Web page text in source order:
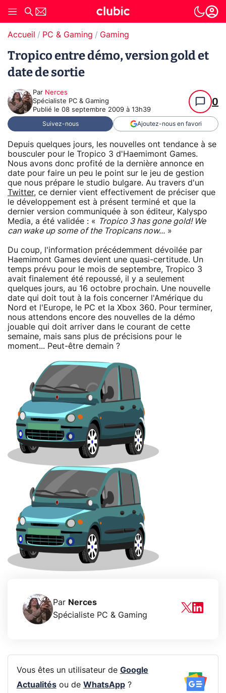
Accueil PC & Gaming Gaming
Tropico entre démo, version gold et
date de sortie
Par Nerces
Spécialiste PC & Gaming
Publié le 08 septembre 2009 à 13h39
0
Suivez-nous Ajoutez-nous en favori
Depuis quelques jours, les nouvelles ont tendance à se
bousculer pour le Tropico 3 d'Haemimont Games.
Nous avons donc profité de la dernière annonce en
date pour faire un peu le point sur le jeu de gestion
que nous prépare le studio bulgare. Au travers d'un
Twitter, ce dernier vient effectivement de préciser que
le développement est à présent terminé et que la
dernier version communiquée à son éditeur, Kalyspo
Media, a été validée : « Tropico 3 has gone gold! We
can wake up some of the Tropicans now... »
Du coup, l'information précédemment dévoilée par
Haemimont Games devient une quasi-certitude. Un
temps prévu pour le mois de septembre, Tropico 3
avait finalement été repoussé, il y a seulement
quelques jours, au 16 octobre prochain. Une nouvelle
date qui doit tout à la fois concerner l'Amérique du
Nord et l'Europe, le PC et la Xbox 360. Pour terminer,
nous attendons encore des nouvelles de la démo
jouable qui doit arriver dans le courant de cette
semaine, mais sans plus de précisions pour le
moment... Peut-être demain ?
Par Nerces
Spécialiste PC & Gaming
Vous êtes un utilisateur de Google
Actualitésou de WhatsApp?